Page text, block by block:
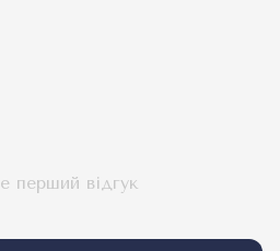
перший відгук